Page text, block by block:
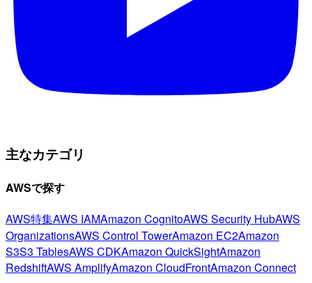
主なカテゴリ
AWSで探す
AWS特集AWS IAMAmazon CognitoAWS Security HubAWS
OrganizationsAWS Control TowerAmazon EC2Amazon
S3S3 TablesAWS CDKAmazon QuickSightAmazon
RedshiftAWS AmplifyAmazon CloudFrontAmazon Connect